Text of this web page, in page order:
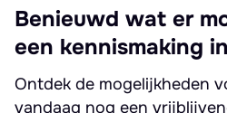
Benieuwd wat er
een kennismaking
Ontdek de mogelijkheden
vandaag nog een